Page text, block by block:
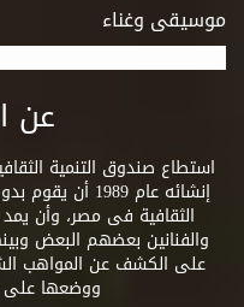
موسيقى وغناء
عن
استطاع صندوق التنمية
إنشائه عام
الثقافية فى مصر، وأن يمد
والفنانين بعضهم البعض
على الكشف عن المواهب
ووضعها على